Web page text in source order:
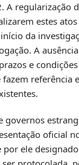
A regularização
estes
da
A
e
referência
governos
oficial
ele